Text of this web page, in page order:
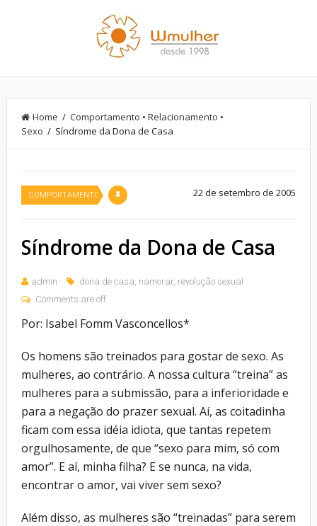
Home / Comportamento • Relacionamento •
Sexo / Síndrome da Dona de Casa
COMPORTAMENTO 22 de setembro de 2005
Síndrome da Dona de Casa
admin dona de casa, namorar, revolução sexual
Comments are off
Por: Isabel Fomm Vasconcellos*
Os homens são treinados para gostar de sexo. As
mulheres, ao contrário. A nossa cultura “treina” as
mulheres para a submissão, para a inferioridade e
para a negação do prazer sexual. Aí, as coitadinha
ficam com essa idéia idiota, que tantas repetem
orgulhosamente, de que “sexo para mim, só com
amor”. E aí, minha filha? E se nunca, na vida,
encontrar o amor, vai viver sem sexo?
Além disso, as mulheres são “treinadas” para serem